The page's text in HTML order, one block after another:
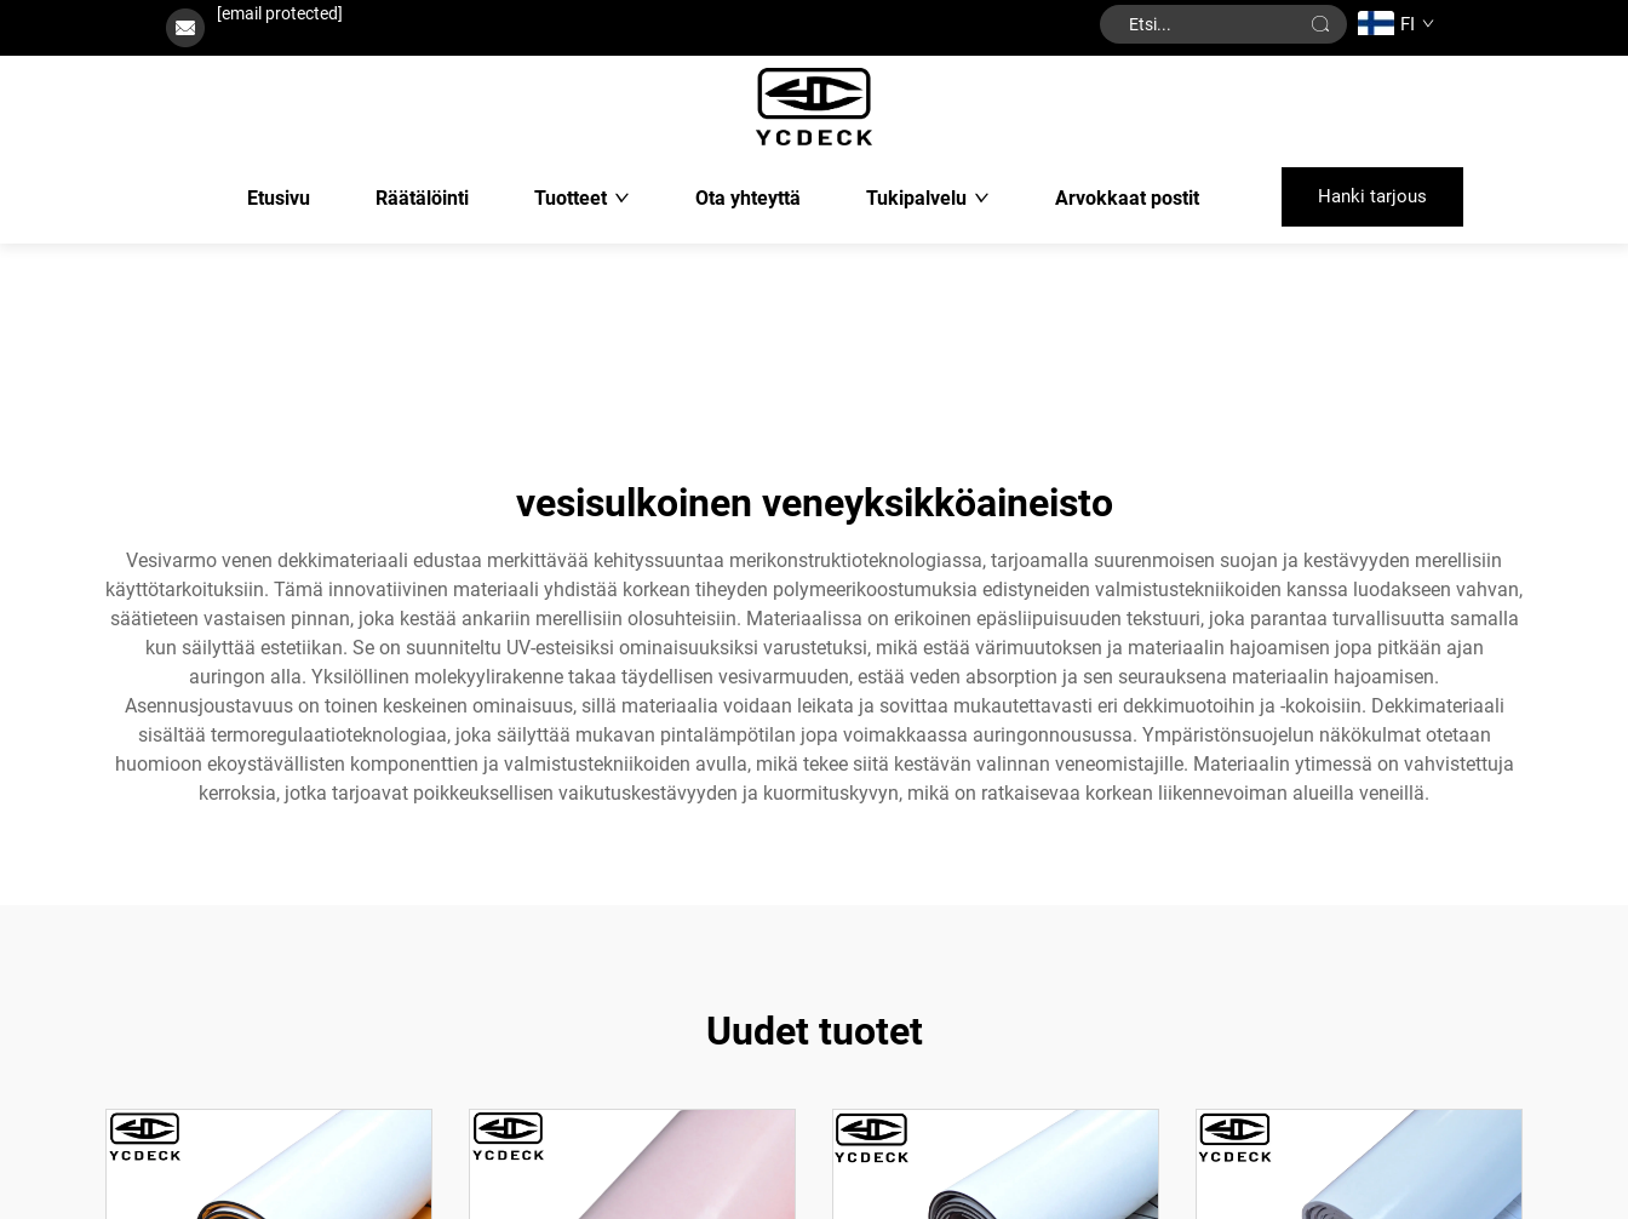
[email protected] FI
Etusivu Räätälöinti Tuotteet Ota yhteyttä Tukipalvelu Arvokkaat postit Hanki tarjous
vesisulkoinen veneyksikköaineisto
Vesivarmo venen dekkimateriaali edustaa merkittävää kehityssuuntaa merikonstruktioteknologiassa, tarjoamalla suurenmoisen suojan ja kestävyyden merellisiin
käyttötarkoituksiin. Tämä innovatiivinen materiaali yhdistää korkean tiheyden polymeerikoostumuksia edistyneiden valmistustekniikoiden kanssa luodakseen vahvan,
säätieteen vastaisen pinnan, joka kestää ankariin merellisiin olosuhteisiin. Materiaalissa on erikoinen epäsliipuisuuden tekstuuri, joka parantaa turvallisuutta samalla
kun säilyttää estetiikan. Se on suunniteltu UV-esteisiksi ominaisuuksiksi varustetuksi, mikä estää värimuutoksen ja materiaalin hajoamisen jopa pitkään ajan
auringon alla. Yksilöllinen molekyylirakenne takaa täydellisen vesivarmuuden, estää veden absorption ja sen seurauksena materiaalin hajoamisen.
Asennusjoustavuus on toinen keskeinen ominaisuus, sillä materiaalia voidaan leikata ja sovittaa mukautettavasti eri dekkimuotoihin ja -kokoisiin. Dekkimateriaali
sisältää termoregulaatioteknologiaa, joka säilyttää mukavan pintalämpötilan jopa voimakkaassa auringonnousussa. Ympäristönsuojelun näkökulmat otetaan
huomioon ekoystävällisten komponenttien ja valmistustekniikoiden avulla, mikä tekee siitä kestävän valinnan veneomistajille. Materiaalin ytimessä on vahvistettuja
kerroksia, jotka tarjoavat poikkeuksellisen vaikutuskestävyyden ja kuormituskyvyn, mikä on ratkaisevaa korkean liikennevoiman alueilla veneillä.
Uudet tuotet